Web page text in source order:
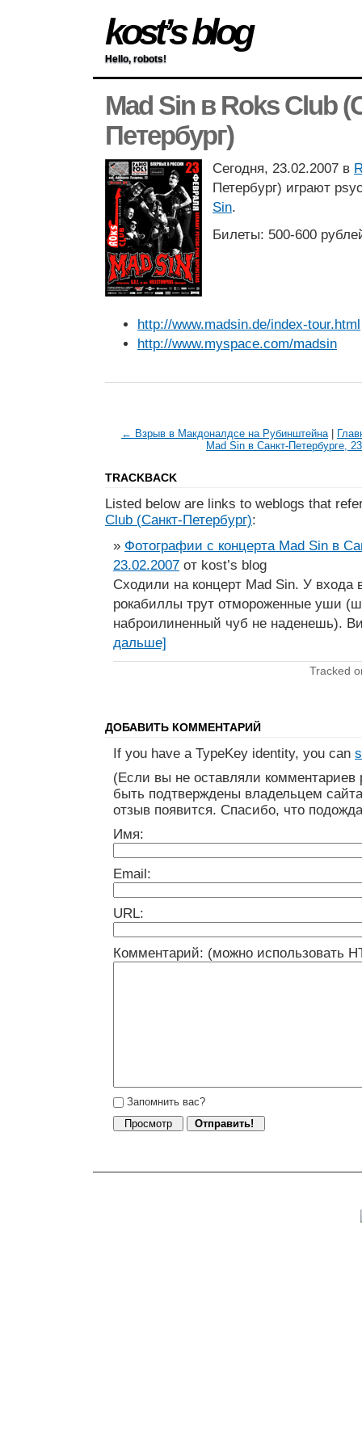
kost’s blog
Hello, robots!
Mad Sin в Roks Club
Петербург)
Сегодня, 23.02.2007 в
Петербург) играют
Sin.
Билеты: 500-600
http://www.madsin.de/index-tour.html
http://www.myspace.com/madsin
← Взрыв в Макдоналдсе на Рубинштейна|
Mad Sin в Санкт-Петербурге,
TRACKBACK
Listed below are links to weblogs that
Club (Санкт-Петербург):
» Фотографии с концерта Mad Sin в
23.02.2007 от kost’s blog
Сходили на концерт Mad Sin. У входа
рокабиллы трут отмороженные уши
наброилиненный чуб не наденешь).
дальше]
Tracked
ДОБАВИТЬ КОММЕНТАРИЙ
If you have a TypeKey identity, you can
(Если вы не оставляли
быть подтверждены владельцем
отзыв появится. Спасибо, что
Имя:
Email:
URL:
Комментарий: (можно использовать
Запомнить вас?